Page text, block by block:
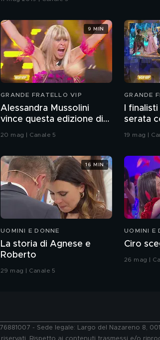
GRANDE FRATELLO VIP
Alessandra Mussolini
vince questa edizione di
Grande Fratello VIP
20 mag | Canale 5
9 MIN
GRANDE
I
serata
19 mag |
UOMINI E DONNE
La storia di Agnese e
Roberto
29 mag | Canale 5
16 MIN
UOMINI E
Ciro
26 mag |
- Sede legale: Largo del Nazareno 8,